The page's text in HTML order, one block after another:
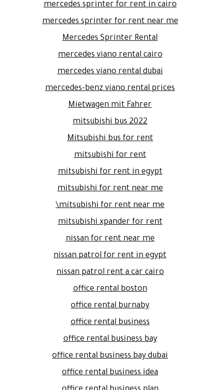
mercedes sprinter for rent in cairo
mercedes sprinter for rent near me
Mercedes Sprinter Rental
mercedes viano rental cairo
mercedes viano rental dubai
mercedes-benz viano rental prices
Mietwagen mit Fahrer
mitsubishi bus 2022
Mitsubishi bus for rent
mitsubishi for rent
mitsubishi for rent in egypt
mitsubishi for rent near me
mitsubishi for rent near me\
mitsubishi xpander for rent
nissan for rent near me
nissan patrol for rent in egypt
nissan patrol rent a car cairo
office rental boston
office rental burnaby
office rental business
office rental business bay
office rental business bay dubai
office rental business idea